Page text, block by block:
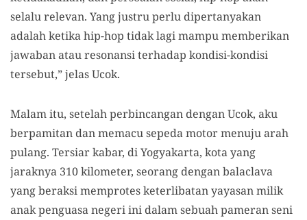
selalu relevan. Yang justru perlu dipertanyakan
adalah ketika hip-hop tidak lagi mampu memberikan
jawaban atau resonansi terhadap kondisi-kondisi
tersebut,” jelas Ucok.
Malam itu, setelah perbincangan dengan Ucok, aku
berpamitan dan memacu sepeda motor menuju arah
pulang. Tersiar kabar, di Yogyakarta, kota yang
jaraknya 310 kilometer, seorang dengan balaclava
yang beraksi memprotes keterlibatan yayasan milik
anak penguasa negeri ini dalam sebuah pameran seni